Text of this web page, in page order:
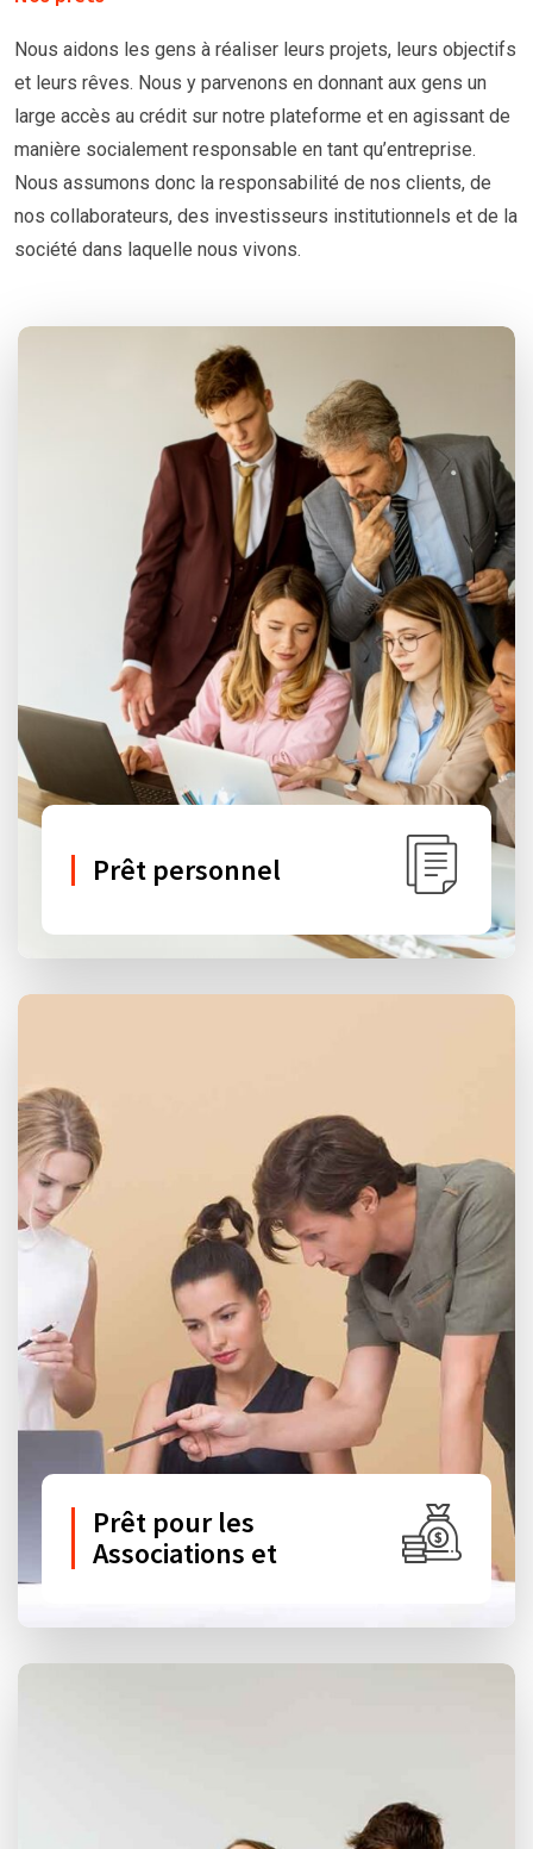
Nous aidons les gens à réaliser leurs projets, leurs objectifs
et leurs rêves. Nous y parvenons en donnant aux gens un
large accès au crédit sur notre plateforme et en agissant de
manière socialement responsable en tant qu’entreprise.
Nous assumons donc la responsabilité de nos clients, de
nos collaborateurs, des investisseurs institutionnels et de la
société dans laquelle nous vivons.
Prêt personnel
Prêt pour les
Associations et